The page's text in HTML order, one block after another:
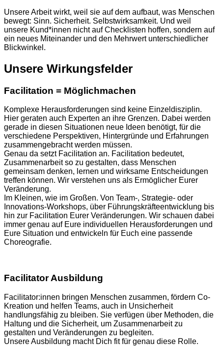
Unsere Arbeit wirkt, weil sie auf dem aufbaut, was Menschen
bewegt: Sinn. Sicherheit. Selbstwirksamkeit. Und weil
unsere Kund*innen nicht auf Checklisten hoffen, sondern auf
ein neues Miteinander und den Mehrwert unterschiedlicher
Blickwinkel.
Unsere Wirkungsfelder
Facilitation = Möglichmachen
Komplexe Herausforderungen sind keine Einzeldisziplin.
Hier geraten auch Experten an ihre Grenzen. Dabei werden
gerade in diesen Situationen neue Ideen benötigt, für die
verschiedene Perspektiven, Hintergründe und Erfahrungen
zusammengebracht werden müssen.
Genau da setzt Facilitation an. Facilitation bedeutet,
Zusammenarbeit so zu gestalten, dass Menschen
gemeinsam denken, lernen und wirksame Entscheidungen
treffen können. Wir verstehen uns als Ermöglicher Eurer
Veränderung.
Im Kleinen, wie im Großen. Von Team-, Strategie- oder
Innovations-Workshops, über Führungskräfteentwicklung bis
hin zur Facilitation Eurer Veränderungen. Wir schauen dabei
immer genau auf Eure individuellen Herausforderungen und
Eure Situation und entwickeln für Euch eine passende
Choreografie.
Facilitator Ausbildung
Facilitator:innen bringen Menschen zusammen, fördern Co-
Kreation und helfen Teams, auch in Unsicherheit
handlungsfähig zu bleiben. Sie verfügen über Methoden, die
Haltung und die Sicherheit, um Zusammenarbeit zu
gestalten und Veränderungen zu begleiten.
Unsere Ausbildung macht Dich fit für genau diese Rolle.